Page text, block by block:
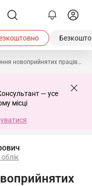
Правила внесення новоприйнятих працівників у військовий облік
— усе
місці